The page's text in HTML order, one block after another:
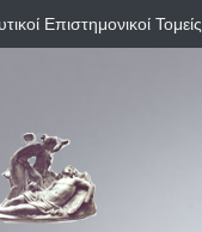
Επιστημονικοί Τομείς